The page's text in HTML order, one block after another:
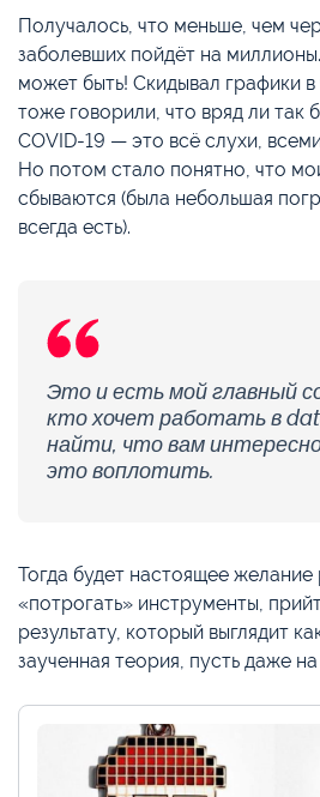
Получалось, что меньше, чем
заболевших пойдёт на
может быть! Скидывал графики
тоже говорили, что вряд ли так
COVID-19 — это всё слухи,
Но потом стало понятно, что
сбываются (была небольшая
всегда есть).
Это и есть мой главный
кто хочет работать в
найти, что вам
это воплотить.
Тогда будет настоящее желание
«потрогать» инструменты,
результату, который выглядит
заученная теория, пусть даже